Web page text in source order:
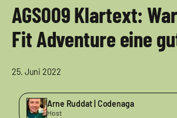
AGS009 Klartext:
Fit Adventure eine
25. Juni 2022
Arne Ruddat | Codenaga
Host